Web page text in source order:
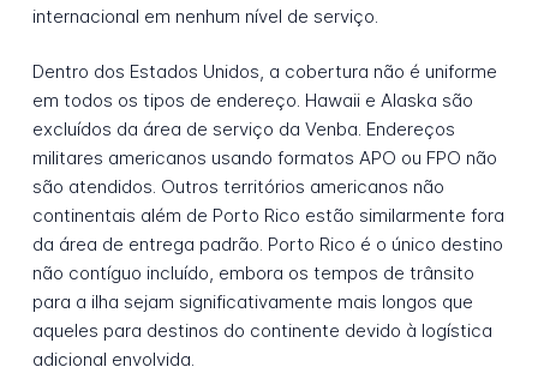
internacional em nenhum nível de serviço.
Dentro dos Estados Unidos, a cobertura não é uniforme
em todos os tipos de endereço. Hawaii e Alaska são
excluídos da área de serviço da Venba. Endereços
militares americanos usando formatos APO ou FPO não
são atendidos. Outros territórios americanos não
continentais além de Porto Rico estão similarmente fora
da área de entrega padrão. Porto Rico é o único destino
não contíguo incluído, embora os tempos de trânsito
para a ilha sejam significativamente mais longos que
aqueles para destinos do continente devido à logística
adicional envolvida.